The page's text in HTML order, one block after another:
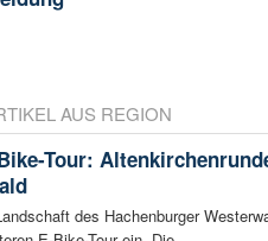
AUS REGION
Tour:
des Hachenburger